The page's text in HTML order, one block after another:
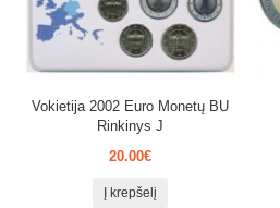
Vokietija 2002 Euro Monetų BU
Rinkinys J
20.00€
Į krepšelį